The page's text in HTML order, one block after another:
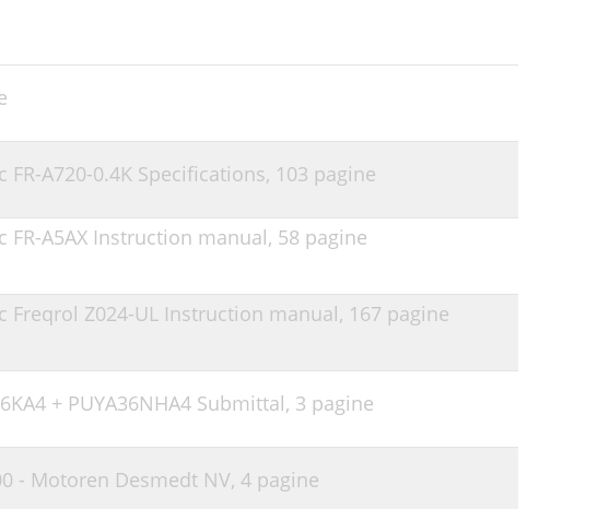
A720-0.4K Specifications, 103 pagine
FR-A5AX Instruction manual, 58 pagine
Freqrol Z024-UL Instruction manual, 167 pagine
+ PUYA36NHA4 Submittal, 3 pagine
- Motoren Desmedt NV, 4 pagine